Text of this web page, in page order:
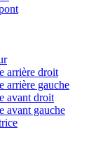
arrière droit
arrière gauche
avant droit
avant gauche